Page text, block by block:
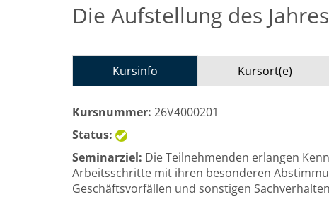
Die Aufstellung des
Kursinfo Kursort(e)
Kursnummer: 26V4000201
Status:
Seminarziel: Die Teilnehmenden erlangen
Arbeitsschritte mit ihren besonderen
Geschäftsvorfällen und sonstigen